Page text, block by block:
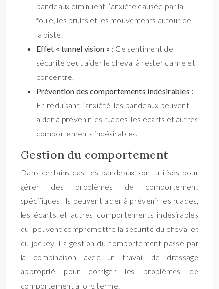
bandeaux diminuent l’anxiété causée par la
foule, les bruits et les mouvements autour de
la piste.
Effet « tunnel vision » : Ce sentiment de
sécurité peut aider le cheval à rester calme et
concentré.
Prévention des comportements indésirables :
En réduisant l’anxiété, les bandeaux peuvent
aider à prévenir les ruades, les écarts et autres
comportements indésirables.
Gestion du comportement
Dans certains cas, les bandeaux sont utilisés pour
gérer des problèmes de comportement
spécifiques. Ils peuvent aider à prévenir les ruades,
les écarts et autres comportements indésirables
qui peuvent compromettre la sécurité du cheval et
du jockey. La gestion du comportement passe par
la combinaison avec un travail de dressage
approprié pour corriger les problèmes de
comportement à long terme.